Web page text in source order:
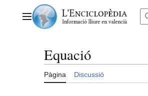
contingutMenú principal
Equació
Pàgina Discussió